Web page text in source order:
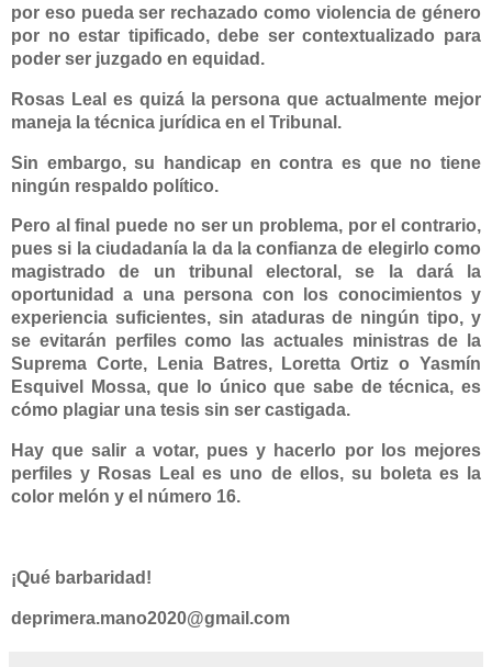
por eso pueda ser rechazado como violencia de género
por no estar tipificado, debe ser contextualizado para
poder ser juzgado en equidad.
Rosas Leal es quizá la persona que actualmente mejor
maneja la técnica jurídica en el Tribunal.
Sin embargo, su handicap en contra es que no tiene
ningún respaldo político.
Pero al final puede no ser un problema, por el contrario,
pues si la ciudadanía la da la confianza de elegirlo como
magistrado de un tribunal electoral, se la dará la
oportunidad a una persona con los conocimientos y
experiencia suficientes, sin ataduras de ningún tipo, y
se evitarán perfiles como las actuales ministras de la
Suprema Corte,
Lenia Batres, Loretta Ortiz oYasmín
Esquivel Mossa, que lo único que sabe de técnica, es
cómo plagiar una tesis sin ser castigada.
Hay que salir a votar, pues y hacerlo por los mejores
perfiles y Rosas Leal es uno de ellos, su boleta es la
color melón y el número 16.
¡Qué barbaridad!
deprimera.mano2020@gmail.com